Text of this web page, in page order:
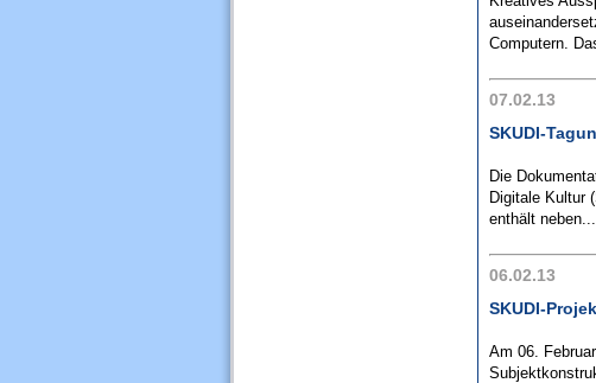
Computern.
07.02.13
SKUDI-
Die
Digitale Kultur
enthält neben...
06.02.13
SKUDI-
Am 06.